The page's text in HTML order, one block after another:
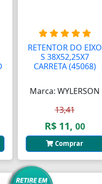
RETENTOR DO EIXO
S 38X52,25X7
CARRETA (45068)
Marca: WYLERSON
13,41
R$ 11, 00
Comprar